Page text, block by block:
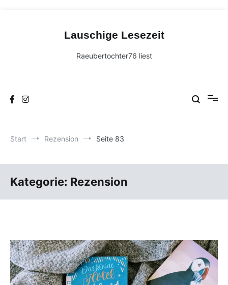
Lauschige Lesezeit
Raeubertochter76 liest
Start Rezension Seite 83
Kategorie: Rezension